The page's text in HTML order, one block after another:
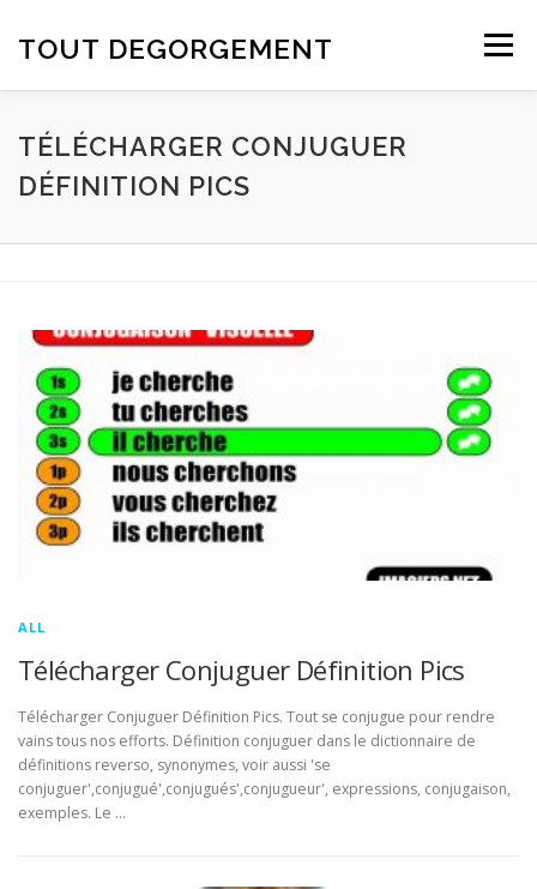
TOUT DEGORGEMENT Menu
TÉLÉCHARGER CONJUGUER
DÉFINITION PICS
ALL
Télécharger Conjuguer Définition Pics
Télécharger Conjuguer Définition Pics. Tout se conjugue pour rendre
vains tous nos efforts. Définition conjuguer dans le dictionnaire de
définitions reverso, synonymes, voir aussi 'se
conjuguer',conjugué',conjugués',conjugueur', expressions, conjugaison,
exemples. Le …